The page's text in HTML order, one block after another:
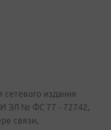
сетевого издания
ЭЛ № ФС 77 - 72742,
связи,